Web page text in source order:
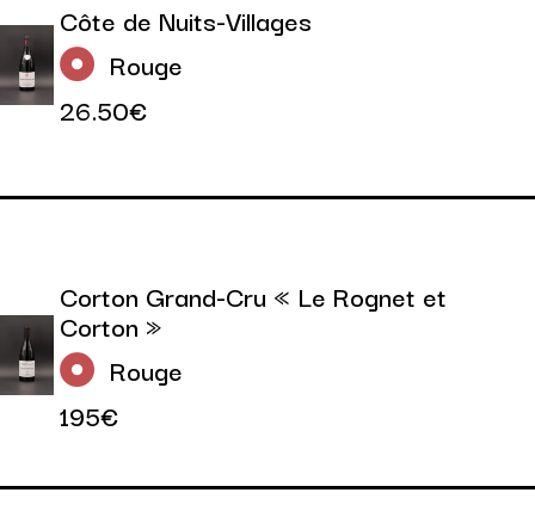
Côte de Nuits-Villages
Rouge
26.50€
Corton Grand-Cru « Le Rognet et
Corton »
Rouge
195€